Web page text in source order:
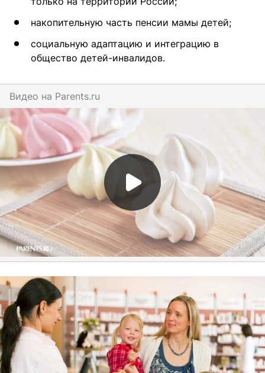
накопительную часть пенсии мамы детей;
социальную адаптацию и интеграцию в
общество детей-инвалидов.
Видео на parents.ru